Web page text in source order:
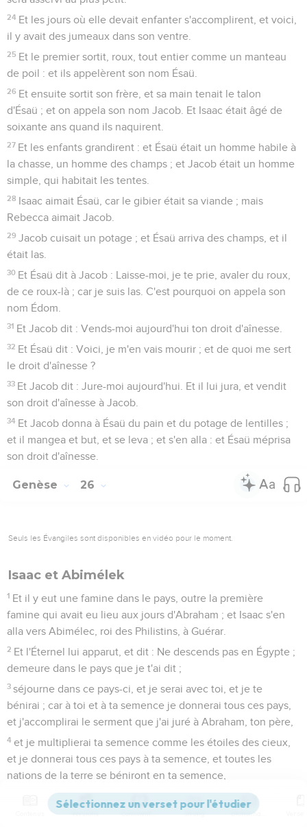
24 Et les jours où elle devait enfanter s'accomplirent, et voici,
il y avait des jumeaux dans son ventre.
25 Et le premier sortit, roux, tout entier comme un manteau
de poil : et ils appelèrent son nom Ésaü.
26 Et ensuite sortit son frère, et sa main tenait le talon
d'Ésaü ; et on appela son nom Jacob. Et Isaac était âgé de
soixante ans quand ils naquirent.
27 Et les enfants grandirent : et Ésaü était un homme habile à
la chasse, un homme des champs ; et Jacob était un homme
simple, qui habitait les tentes.
28 Isaac aimait Ésaü, car le gibier était sa viande ; mais
Rebecca aimait Jacob.
29 Jacob cuisait un potage ; et Ésaü arriva des champs, et il
était las.
30 Et Ésaü dit à Jacob : Laisse-moi, je te prie, avaler du roux,
de ce roux-là ; car je suis las. C'est pourquoi on appela son
nom Édom.
31 Et Jacob dit : Vends-moi aujourd'hui ton droit d'aînesse.
32 Et Ésaü dit : Voici, je m'en vais mourir ; et de quoi me sert
le droit d'aînesse ?
33 Et Jacob dit : Jure-moi aujourd'hui. Et il lui jura, et vendit
son droit d'aînesse à Jacob.
34 Et Jacob donna à Ésaü du pain et du potage de lentilles ;
et il mangea et but, et se leva ; et s'en alla : et Ésaü méprisa
son droit d'aînesse.
Genèse 26
Seuls les Évangiles sont disponibles en vidéo pour le moment.
Isaac et Abimélek
1 Et il y eut une famine dans le pays, outre la première
famine qui avait eu lieu aux jours d'Abraham ; et Isaac s'en
alla vers Abimélec, roi des Philistins, à Guérar.
2 Et l'Éternel lui apparut, et dit : Ne descends pas en Égypte ;
demeure dans le pays que je t'ai dit ;
3 séjourne dans ce pays-ci, et je serai avec toi, et je te
bénirai ; car à toi et à ta semence je donnerai tous ces pays,
et j'accomplirai le serment que j'ai juré à Abraham, ton père,
4 et je multiplierai ta semence comme les étoiles des cieux,
et je donnerai tous ces pays à ta semence, et toutes les
nations de la terre se béniront en ta semence,
-parce qu'Abraham a écouté ma voix, et a gardé mon
ordonnance, mes commandements, mes statuts et mes lois.
Versions Commentaires Strong